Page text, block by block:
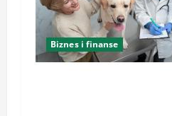
Biznes i finanse